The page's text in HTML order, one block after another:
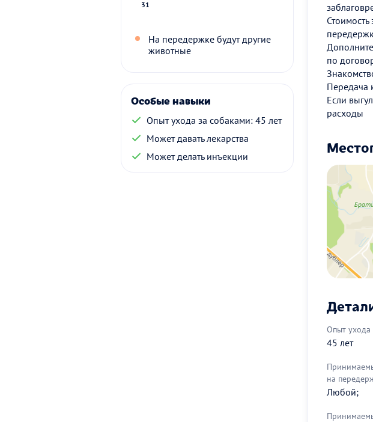
31
На передержке будут другие
животные
Особые навыки
Опыт ухода за собаками: 45 лет
Может давать лекарства
Может делать инъекции
по
Передача
Если
расходы
Опыт ухода
45 лет
на
Любой;